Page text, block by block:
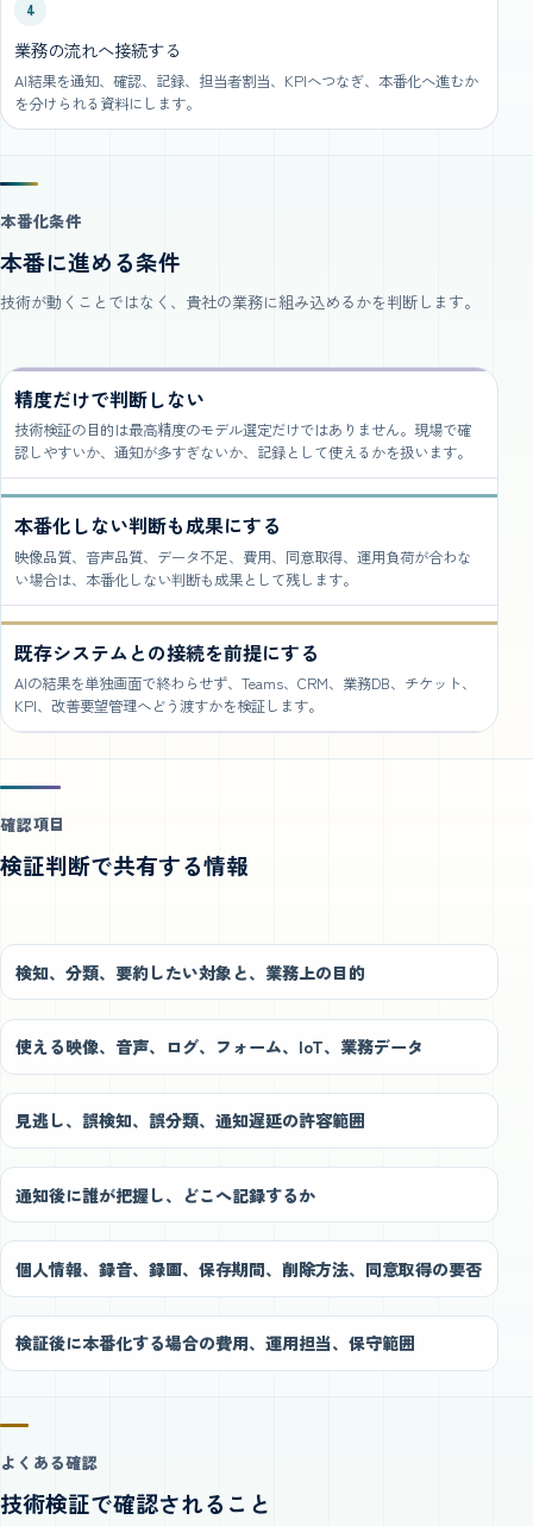
4
業務の流れへ接続する
AI結果を通知、確認、記録、担当者割当、KPIへつなぎ、本番化へ進むか
を分けられる資料にします。
本番化条件
本番に進める条件
技術が動くことではなく、貴社の業務に組み込めるかを判断します。
精度だけで判断しない
技術検証の目的は最高精度のモデル選定だけではありません。現場で確
認しやすいか、通知が多すぎないか、記録として使えるかを扱います。
本番化しない判断も成果にする
映像品質、音声品質、データ不足、費用、同意取得、運用負荷が合わな
い場合は、本番化しない判断も成果として残します。
既存システムとの接続を前提にする
AIの結果を単独画面で終わらせず、Teams、CRM、業務DB、チケット、
KPI、改善要望管理へどう渡すかを検証します。
確認項目
検証判断で共有する情報
検知、分類、要約したい対象と、業務上の目的
使える映像、音声、ログ、フォーム、IoT、業務データ
見逃し、誤検知、誤分類、通知遅延の許容範囲
通知後に誰が把握し、どこへ記録するか
個人情報、録音、録画、保存期間、削除方法、同意取得の要否
検証後に本番化する場合の費用、運用担当、保守範囲
よくある確認
技術検証で確認されること